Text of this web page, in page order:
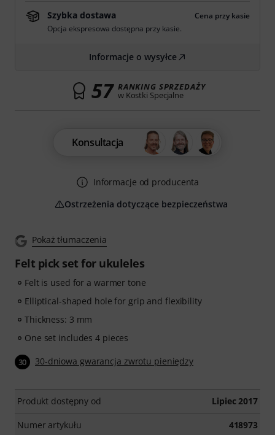
Pokaż tłumaczenia
Felt pick set for ukuleles
Felt is used for a warmer tone
Elliptical-shaped hole for grip and flexibility
Thickness: 3 mm
One set includes 4 pieces
30 30-dniowa gwarancja zwrotu pieniędzy
Produkt dostępny od Lipiec 2017
Numer artykułu 418973
Szybka dostawa
Cena przy kasie
Opcja ekspresowa dostępna przy kasie.
Informacje o wysyłce
57 RANKING SPRZEDAŻY
w Kostki Specjalne
Konsultacja
Informacje od producenta
Ostrzeżenia dotyczące bezpieczeństwa